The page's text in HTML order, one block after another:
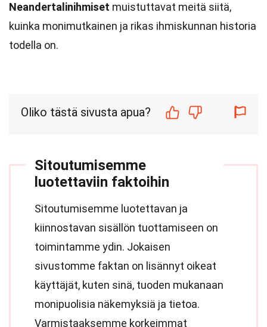
Neandertalinihmiset muistuttavat meitä siitä,
kuinka monimutkainen ja rikas ihmiskunnan historia
todella on.
Oliko tästä sivusta apua?
Sitoutumisemme
luotettaviin faktoihin
Sitoutumisemme luotettavan ja
kiinnostavan sisällön tuottamiseen on
toimintamme ydin. Jokaisen
sivustomme faktan on lisännyt oikeat
käyttäjät, kuten sinä, tuoden mukanaan
monipuolisia näkemyksiä ja tietoa.
Varmistaaksemme korkeimmat